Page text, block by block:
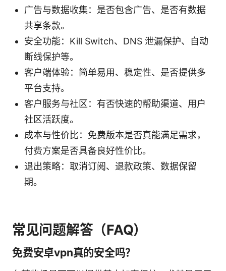
广告与数据收集：是否包含广告、是否有数据
共享条款。
安全功能：Kill Switch、DNS 泄漏保护、自动
断线保护等。
客户端体验：简单易用、稳定性、是否提供多
平台支持。
客户服务与社区：有否快速的帮助渠道、用户
社区活跃度。
成本与性价比：免费版本是否真能满足需求，
付费方案是否具备良好性价比。
退出策略：取消订阅、退款政策、数据保留
期。
常见问题解答（FAQ）
免费安卓vpn真的安全吗？